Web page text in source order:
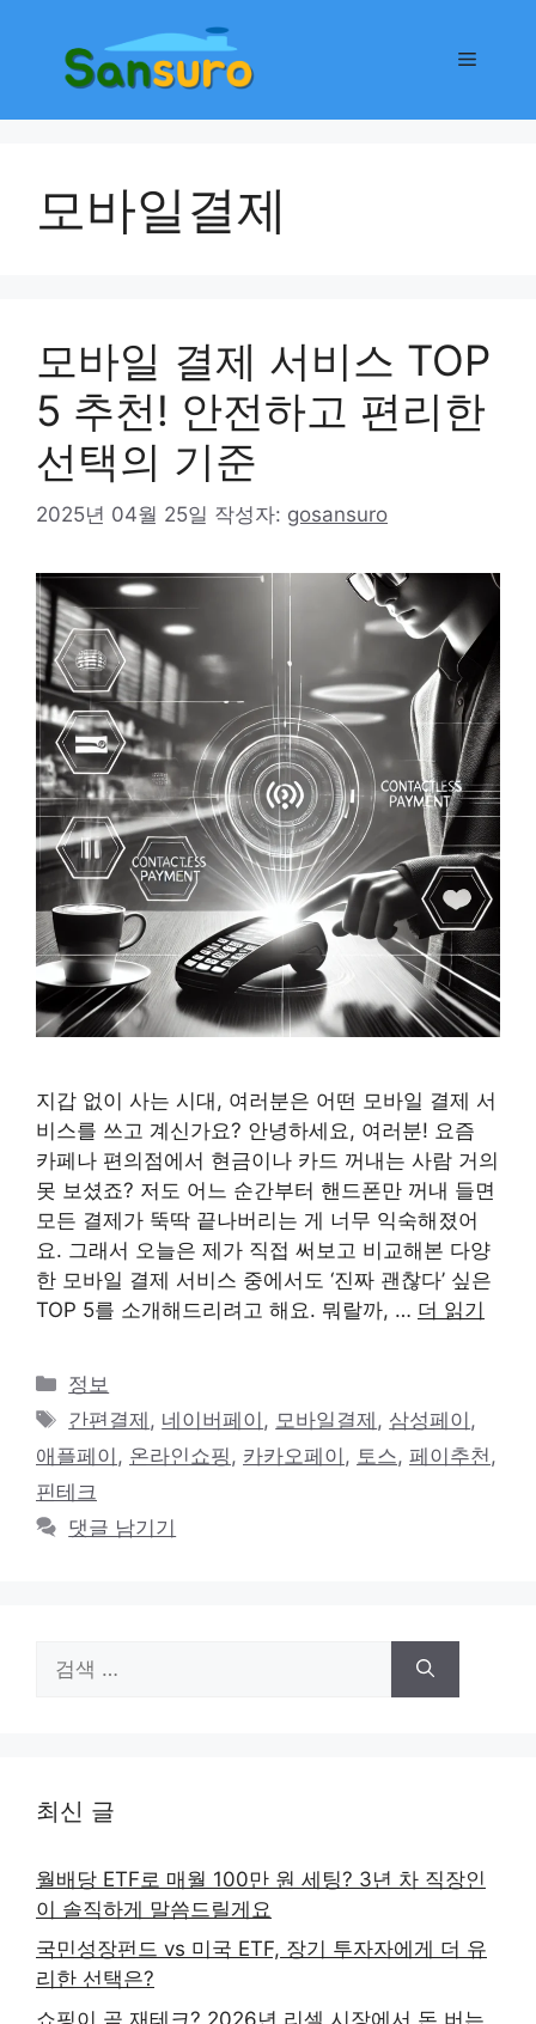
메
모바일결제
모바일 결제 서비스 TOP
5 추천! 안전하고 편리한
선택의 기준
2025년 04월 25일 작성자: gosansuro
지갑 없이 사는 시대, 여러분은 어떤 모바일 결제 서
비스를 쓰고 계신가요? 안녕하세요, 여러분! 요즘
카페나 편의점에서 현금이나 카드 꺼내는 사람 거의
못 보셨죠? 저도 어느 순간부터 핸드폰만 꺼내 들면
모든 결제가 뚝딱 끝나버리는 게 너무 익숙해졌어
요. 그래서 오늘은 제가 직접 써보고 비교해본 다양
한 모바일 결제 서비스 중에서도 ‘진짜 괜찮다’ 싶은
TOP 5를 소개해드리려고 해요. 뭐랄까, … 더 읽기
카
테
리
정보
태
그
간편결제 , 네이버페이 , 모바일결제 , 삼성페이 ,
애플페이 , 온라인쇼핑 , 카카오페이 , 토스, 페이추천 ,
핀테크
댓글 남기기
색:
최신 글
월배당 ETF로 매월 100만 원 세팅? 3년 차 직장인
이 솔직하게 말씀드릴게요
국민성장펀드 vs 미국 ETF, 장기 투자자에게 더 유
리한 선택은?
쇼핑이 곧 재테크? 2026년 리셀 시장에서 돈 버는